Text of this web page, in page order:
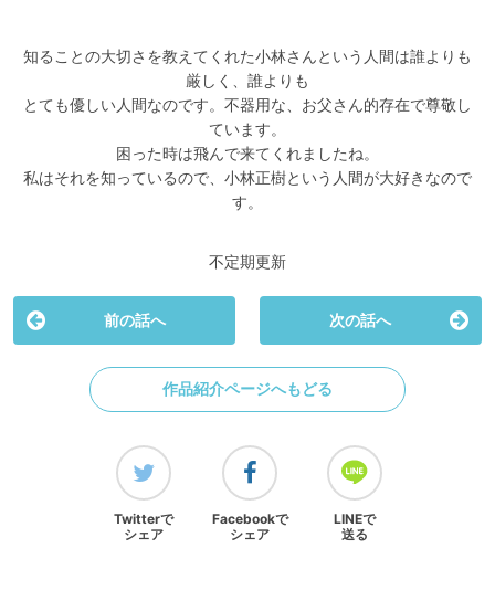
知ることの大切さを教えてくれた小林さんという人間は誰よりも
厳しく、誰よりも
とても優しい人間なのです。不器用な、お父さん的存在で尊敬し
ています。
困った時は飛んで来てくれましたね。
私はそれを知っているので、小林正樹という人間が大好きなので
す。
不定期更新
前の話へ 次の話へ
作品紹介ページへもどる
Twitterで
シェア
Facebookで
シェア
LINEで
送る